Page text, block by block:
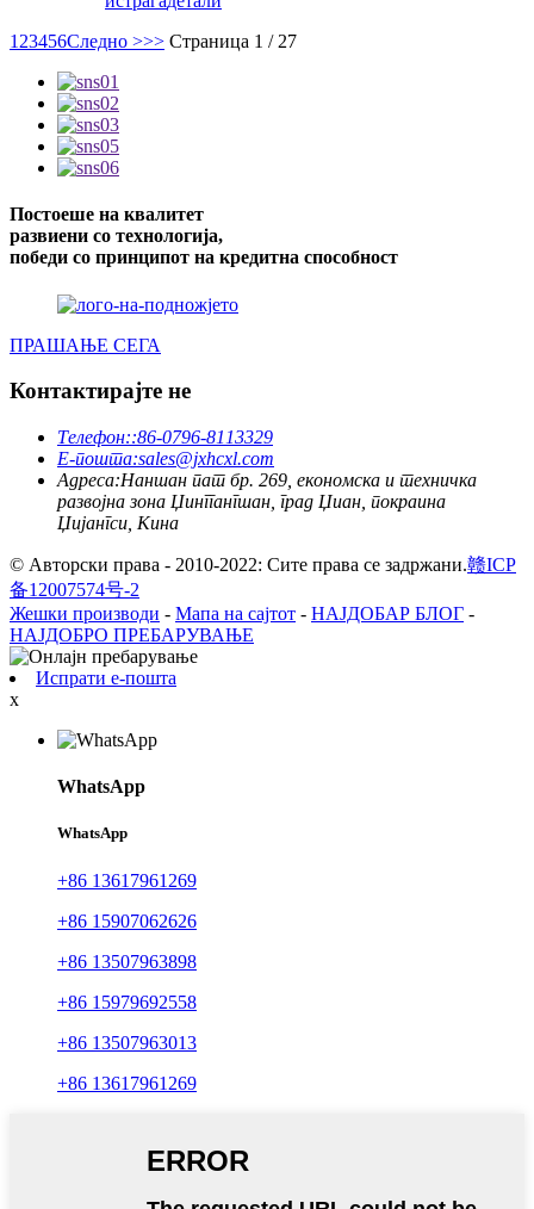
1 23456Следно >>> Страница 1 / 27
Постоеше на квалитет
развиени со технологија,
победи со принципот на кредитна способност
ПРАШАЊЕ СЕГА
Контактирајте не
Телефон::86-0796-8113329
Е-пошта:sales@jxhcxl.com
Адреса:Наншан пат бр. 269, економска и техничка
развојна зона Џинггангшан, град Џиан, покраина
Џијангси, Кина
© Авторски права - 2010-2022: Сите права се задржани.赣ICP
备12007574号-2
Жешки производи - Мапа на сајтот - НАЈДОБАР БЛОГ -
НАЈДОБРО ПРЕБАРУВАЊЕ
Испрати е-пошта
x
WhatsApp
WhatsApp
+86 13617961269
+86 15907062626
+86 13507963898
+86 15979692558
+86 13507963013
+86 13617961269